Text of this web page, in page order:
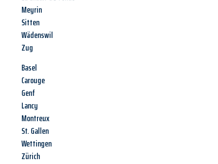
Meyrin
Sitten
Wädenswil
Zug
Basel
Carouge
Genf
Lancy
Montreux
St. Gallen
Wettingen
Zürich